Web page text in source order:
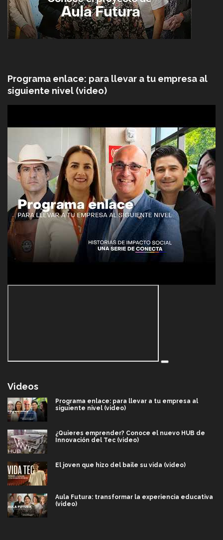
Programa enlace: para llevar a tu empresa al
siguiente nivel (video)
Videos
Programa enlace: para llevar a tu empresa al
siguiente nivel (video)
¿Quieres emprender? Conoce el nuevo HUB de
Innovación del Tec (video)
El joven que hizo del baile su vida (video)
Aula Futura: transformar la experiencia educativa
(video)